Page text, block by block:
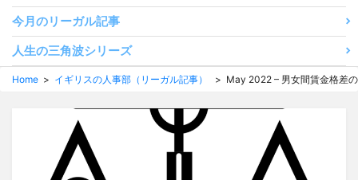
今月のリーガル記事
人生の三角波シリーズ
Home > イギリスの人事部（リーガル記事） > May 2022 – 男女間賃金格差